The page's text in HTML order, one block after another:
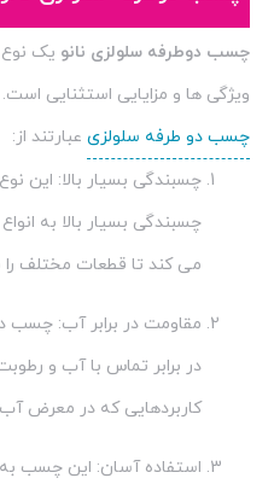
چسب دوطرفه سلولزی نانو یک
ویژگی ها و مزایایی استثنایی
چسب دو طرفه سلولزی عبارتند از:
چسبندگی بسیار بالا: این
چسبندگی بسیار بالا به
می کند تا قطعات مختلف را
مقاومت در برابر آب: چسب
در برابر تماس با آب و
کاربردهایی که در معرض
استفاده آسان: این چسب به